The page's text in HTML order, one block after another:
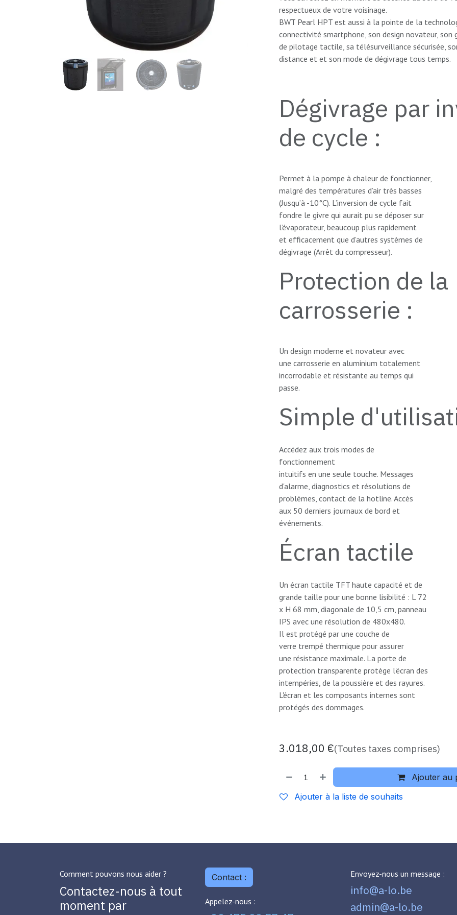
respectueux de votre voisinage.
BWT Pearl HPT est aussi à la pointe de la
connectivité smartphone, son design novateur, son
de pilotage tactile, sa télésurveillance sécurisée,
distance et et son mode de dégivrage tous temps.
Dégivrage par
de cycle :
Permet à la pompe à chaleur de fonctionner,
malgré des températures d’air très basses
(Jusqu’à -10°C). L’inversion de cycle fait
fondre le givre qui aurait pu se déposer sur
l’évaporateur, beaucoup plus rapidement
et efficacement que d’autres systèmes de
dégivrage (Arrêt du compresseur).
Protection de la
carrosserie :
Un design moderne et novateur avec
une carrosserie en aluminium totalement
incorrodable et résistante au temps qui
passe.
Simple
Accédez aux trois modes de
fonctionnement
intuitifs en une seule touche. Messages
d'alarme, diagnostics et résolutions de
problèmes, contact de la hotline. Accès
aux 50 derniers journaux de bord et
événements.
Écran tactile
Un écran tactile TFT haute capacité et de
grande taille pour une bonne lisibilité : L 72
x H 68 mm, diagonale de 10,5 cm, panneau
IPS avec une résolution de 480x480.
Il est protégé par une couche de
verre trempé thermique pour assurer
une résistance maximale. La porte de
protection transparente protège l'écran des
intempéries, de la poussière et des rayures.
L'écran et les composants internes sont
protégés des dommages.
3.018,00 €(Toutes taxes comprises)
Ajouter au
Ajouter à la liste de souhaits
Comment pouvons nous aider ?
Contactez-nous à tout
moment par
Contact :
Appelez-nous :
Envoyez-nous un message :
info@a-lo.be
admin@a-lo.be